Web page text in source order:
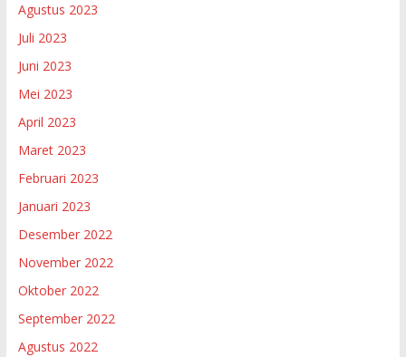
Agustus 2023
Juli 2023
Juni 2023
Mei 2023
April 2023
Maret 2023
Februari 2023
Januari 2023
Desember 2022
November 2022
Oktober 2022
September 2022
Agustus 2022